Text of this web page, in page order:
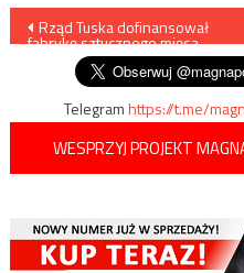
Nawigacja
wpisu
Rząd Tuska dofinansował
fabrykę sztucznego mięsa
Telegramhttps://t.me/
WESPRZYJ PROJEKT